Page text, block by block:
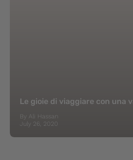
Le gioie di viaggiare con una
By Ali Hassan
July 26, 2020